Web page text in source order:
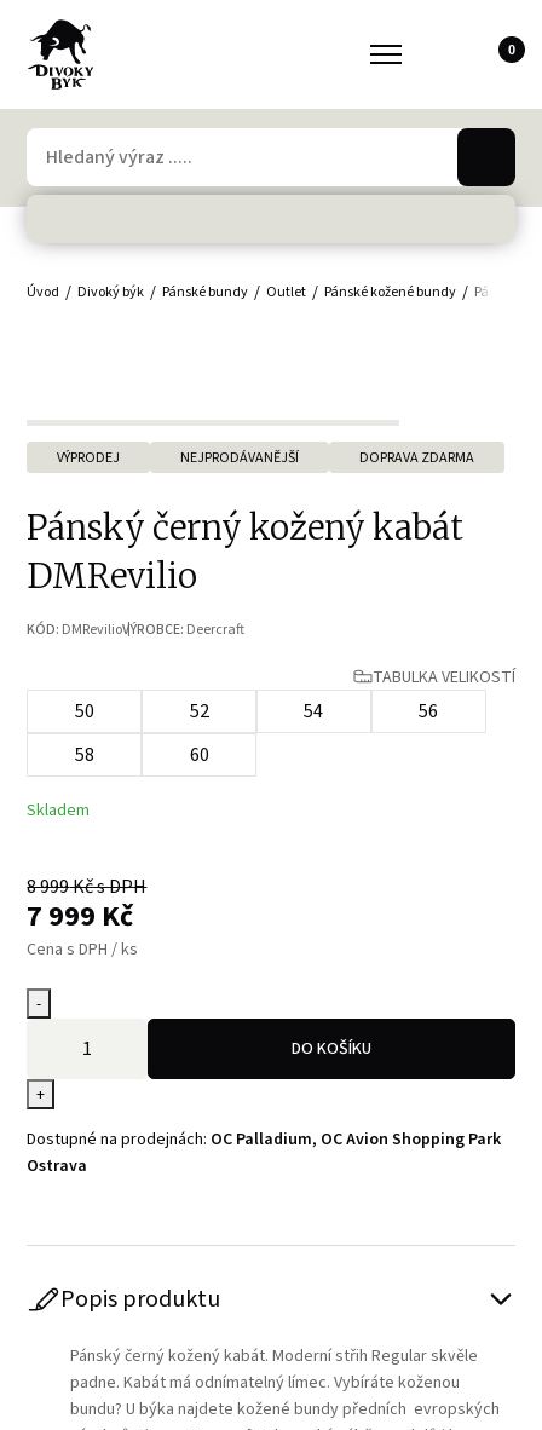
0
Úvod Divoký býk Pánské bundy Outlet Pánské kožené bundy Pánské
VÝPRODEJ NEJPRODÁVANĚJŠÍ DOPRAVA ZDARMA
Pánský černý kožený kabát
DMRevilio
KÓD: DMRevilioVÝROBCE: Deercraft
TABULKA VELIKOSTÍ
50 52 54
56
58
60
Skladem
8 999Kč s DPH
7 999 Kč
Cena s DPH / ks
-
+
DO KOŠÍKU
Dostupné na prodejnách: OC Palladium, OC Avion Shopping Park
Ostrava
Popis produktu
Pánský černý kožený kabát. Moderní střih Regular skvěle
padne. Kabát má odnímatelný límec. Vybíráte koženou
bundu? U býka najdete kožené bundy předních evropských